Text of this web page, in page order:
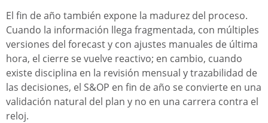
El fin de año también expone la madurez del proceso.
Cuando la información llega fragmentada, con múltiples
versiones del forecast y con ajustes manuales de última
hora, el cierre se vuelve reactivo; en cambio, cuando
existe disciplina en la revisión mensual y trazabilidad de
las decisiones, el S&OP en fin de año se convierte en una
validación natural del plan y no en una carrera contra el
reloj.